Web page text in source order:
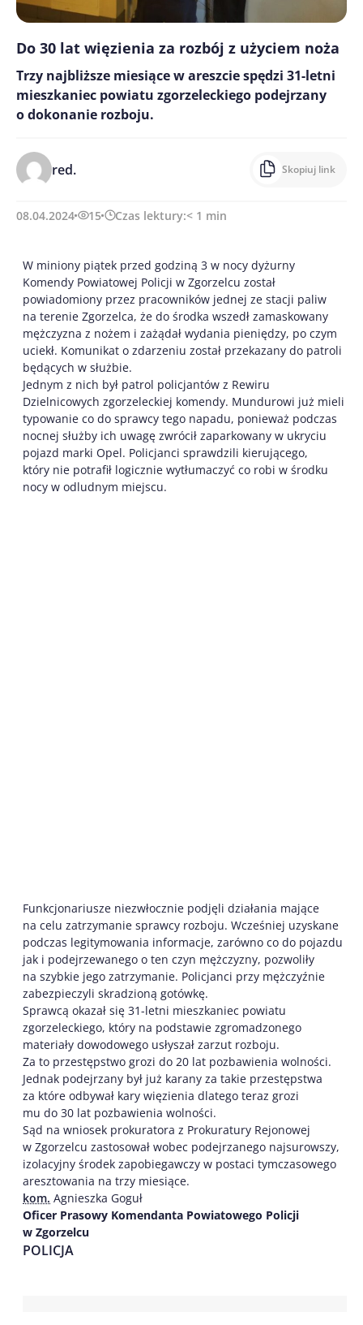
Do 30 lat więzienia za rozbój z użyciem noża
Trzy najbliższe miesiące w areszcie spędzi 31-letni
mieszkaniec powiatu zgorzeleckiego podejrzany
o dokonanie rozboju.
red. Skopiuj link
08.04.2024 15 Czas lektury:< 1 min
W miniony piątek przed godziną 3 w nocy dyżurny
Komendy Powiatowej Policji w Zgorzelcu został
powiadomiony przez pracowników jednej ze stacji paliw
na terenie Zgorzelca, że do środka wszedł zamaskowany
mężczyzna z nożem i zażądał wydania pieniędzy, po czym
uciekł. Komunikat o zdarzeniu został przekazany do patroli
będących w służbie.
Jednym z nich był patrol policjantów z Rewiru
Dzielnicowych zgorzeleckiej komendy. Mundurowi już mieli
typowanie co do sprawcy tego napadu, ponieważ podczas
nocnej służby ich uwagę zwrócił zaparkowany w ukryciu
pojazd marki Opel. Policjanci sprawdzili kierującego,
który nie potrafił logicznie wytłumaczyć co robi w środku
nocy w odludnym miejscu.
Funkcjonariusze niezwłocznie podjęli działania mające
na celu zatrzymanie sprawcy rozboju. Wcześniej uzyskane
podczas legitymowania informacje, zarówno co do pojazdu
jak i podejrzewanego o ten czyn mężczyzny, pozwoliły
na szybkie jego zatrzymanie. Policjanci przy mężczyźnie
zabezpieczyli skradzioną gotówkę.
Sprawcą okazał się 31-letni mieszkaniec powiatu
zgorzeleckiego, który na podstawie zgromadzonego
materiały dowodowego usłyszał zarzut rozboju.
Za to przestępstwo grozi do 20 lat pozbawienia wolności.
Jednak podejrzany był już karany za takie przestępstwa
za które odbywał kary więzienia dlatego teraz grozi
mu do 30 lat pozbawienia wolności.
Sąd na wniosek prokuratora z Prokuratury Rejonowej
w Zgorzelcu zastosował wobec podejrzanego najsurowszy,
izolacyjny środek zapobiegawczy w postaci tymczasowego
aresztowania na trzy miesiące.
kom. Agnieszka Goguł
Oficer Prasowy Komendanta Powiatowego Policji
w Zgorzelcu
POLICJA